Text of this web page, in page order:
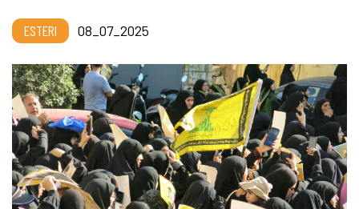
ESTERI 08_07_2025